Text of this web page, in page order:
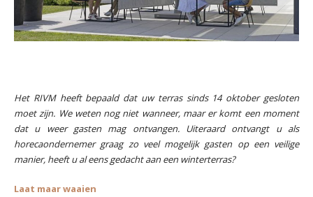
Het RIVM heeft bepaald dat uw terras sinds 14 oktober gesloten
moet zijn. We weten nog niet wanneer, maar er komt een moment
dat u weer gasten mag ontvangen. Uiteraard ontvangt u als
horecaondernemer graag zo veel mogelijk gasten op een veilige
manier, heeft u al eens gedacht aan een winterterras?
Laat maar waaien